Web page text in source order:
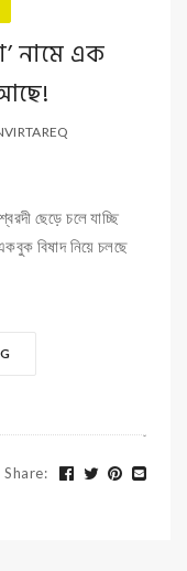
নামে এক
ছেড়ে চলে যাচ্ছি
বিষাদ নিয়ে চলছে
Share: